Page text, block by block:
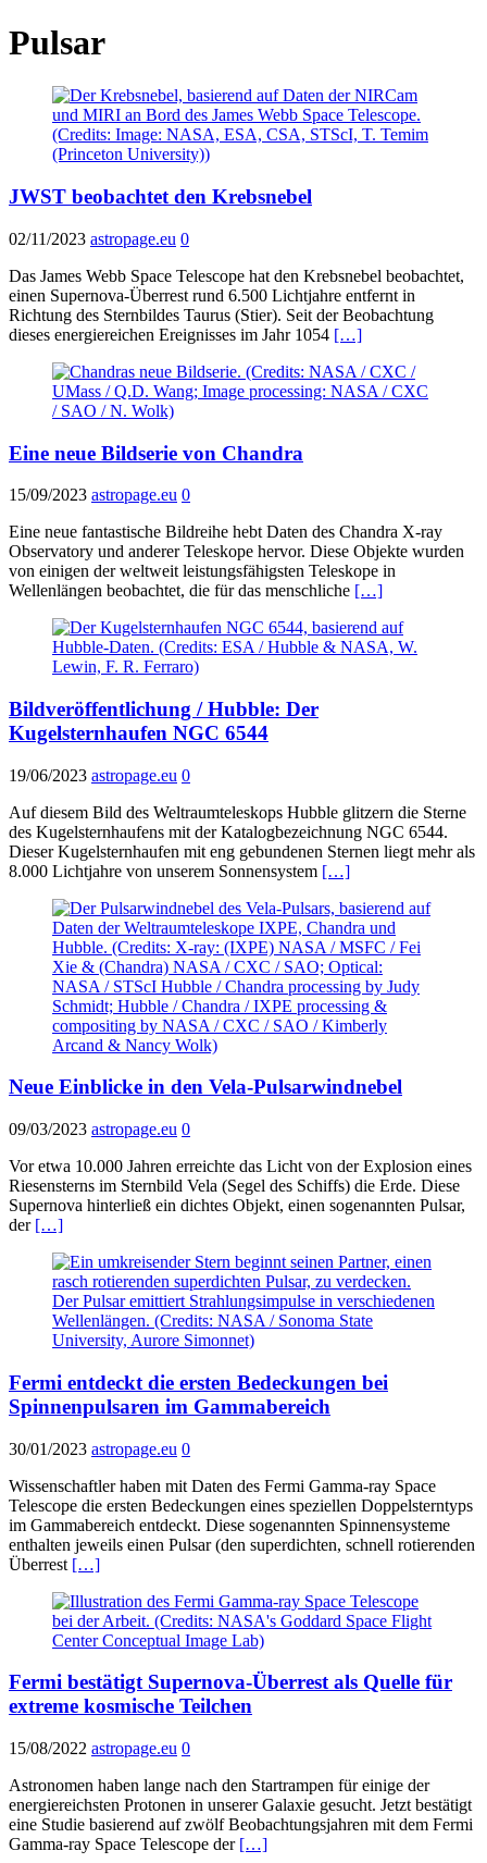
Pulsar
JWST beobachtet den Krebsnebel
02/11/2023 astropage.eu 0
Das James Webb Space Telescope hat den Krebsnebel beobachtet,
einen Supernova-Überrest rund 6.500 Lichtjahre entfernt in
Richtung des Sternbildes Taurus (Stier). Seit der Beobachtung
dieses energiereichen Ereignisses im Jahr 1054 […]
Eine neue Bildserie von Chandra
15/09/2023 astropage.eu 0
Eine neue fantastische Bildreihe hebt Daten des Chandra X-ray
Observatory und anderer Teleskope hervor. Diese Objekte wurden
von einigen der weltweit leistungsfähigsten Teleskope in
Wellenlängen beobachtet, die für das menschliche […]
Bildveröffentlichung / Hubble: Der
Kugelsternhaufen NGC 6544
19/06/2023 astropage.eu 0
Auf diesem Bild des Weltraumteleskops Hubble glitzern die Sterne
des Kugelsternhaufens mit der Katalogbezeichnung NGC 6544.
Dieser Kugelsternhaufen mit eng gebundenen Sternen liegt mehr als
8.000 Lichtjahre von unserem Sonnensystem […]
Neue Einblicke in den Vela-Pulsarwindnebel
09/03/2023 astropage.eu 0
Vor etwa 10.000 Jahren erreichte das Licht von der Explosion eines
Riesensterns im Sternbild Vela (Segel des Schiffs) die Erde. Diese
Supernova hinterließ ein dichtes Objekt, einen sogenannten Pulsar,
der […]
Fermi entdeckt die ersten Bedeckungen bei
Spinnenpulsaren im Gammabereich
30/01/2023 astropage.eu 0
Wissenschaftler haben mit Daten des Fermi Gamma-ray Space
Telescope die ersten Bedeckungen eines speziellen Doppelsterntyps
im Gammabereich entdeckt. Diese sogenannten Spinnensysteme
enthalten jeweils einen Pulsar (den superdichten, schnell rotierenden
Überrest […]
Fermi bestätigt Supernova-Überrest als Quelle für
extreme kosmische Teilchen
15/08/2022 astropage.eu 0
Astronomen haben lange nach den Startrampen für einige der
energiereichsten Protonen in unserer Galaxie gesucht. Jetzt bestätigt
eine Studie basierend auf zwölf Beobachtungsjahren mit dem Fermi
Gamma-ray Space Telescope der […]